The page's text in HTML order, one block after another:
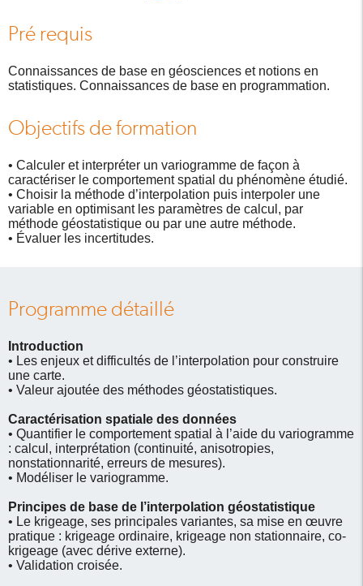
Pré requis
Connaissances de base en géosciences et notions en
statistiques. Connaissances de base en programmation.
Objectifs de formation
• Calculer et interpréter un variogramme de façon à
caractériser le comportement spatial du phénomène étudié.
• Choisir la méthode d’interpolation puis interpoler une
variable en optimisant les paramètres de calcul, par
méthode géostatistique ou par une autre méthode.
• Évaluer les incertitudes.
Programme détaillé
Introduction
• Les enjeux et difficultés de l’interpolation pour construire
une carte.
• Valeur ajoutée des méthodes géostatistiques.
Caractérisation spatiale des données
• Quantifier le comportement spatial à l’aide du variogramme
: calcul, interprétation (continuité, anisotropies,
nonstationnarité, erreurs de mesures).
• Modéliser le variogramme.
Principes de base de l’interpolation géostatistique
• Le krigeage, ses principales variantes, sa mise en œuvre
pratique : krigeage ordinaire, krigeage non stationnaire, co-
krigeage (avec dérive externe).
• Validation croisée.